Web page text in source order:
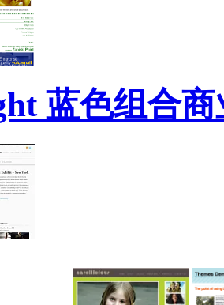
蓝色组合